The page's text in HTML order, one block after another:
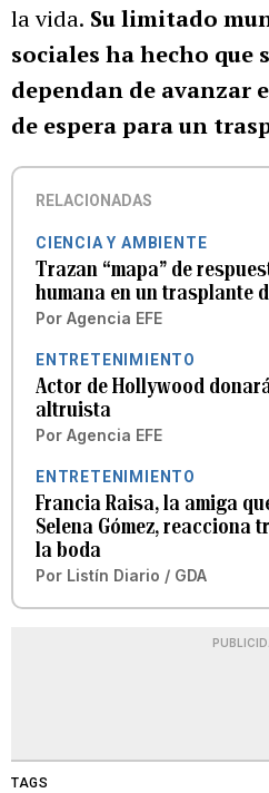
la vida. Su limitado
sociales ha hecho que
dependan de avanzar
de espera para un
RELACIONADAS
CIENCIA Y AMBIENTE
Trazan “mapa” de
humana en un trasplante
Por Agencia EFE
ENTRETENIMIENTO
Actor de Hollywood
altruista
Por Agencia EFE
ENTRETENIMIENTO
Francia Raisa, la amiga
Selena Gómez, reacciona
la boda
Por Listín Diario / GDA
TAGS